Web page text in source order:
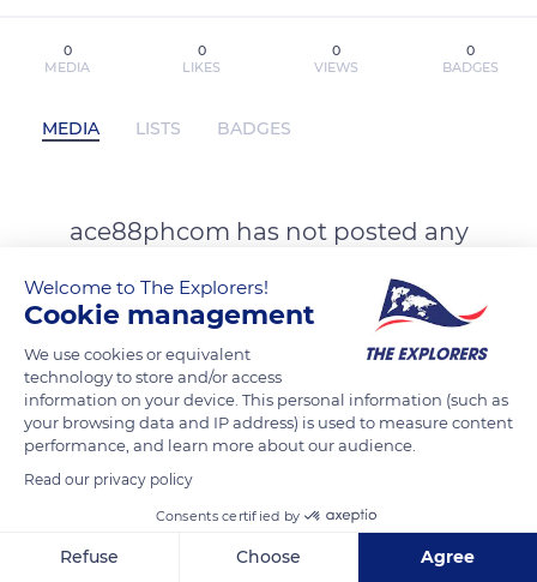
0
MEDIA
0
LIKES
0
VIEWS
0
BADGES
MEDIA LISTS BADGES
ace88phcom has not posted any
Welcome to The Explorers!
Cookie management
We use cookies or equivalent
technology to store and/or access
information on your device. This personal information (such as
your browsing data and IP address) is used to measure content
performance, and learn more about our audience.
Read our privacy policy
Consents certified by
Refuse Choose Agree